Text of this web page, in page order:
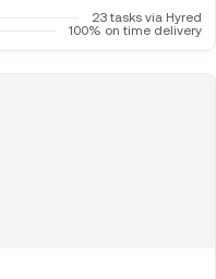
23 tasks via Hyred
100% on time delivery